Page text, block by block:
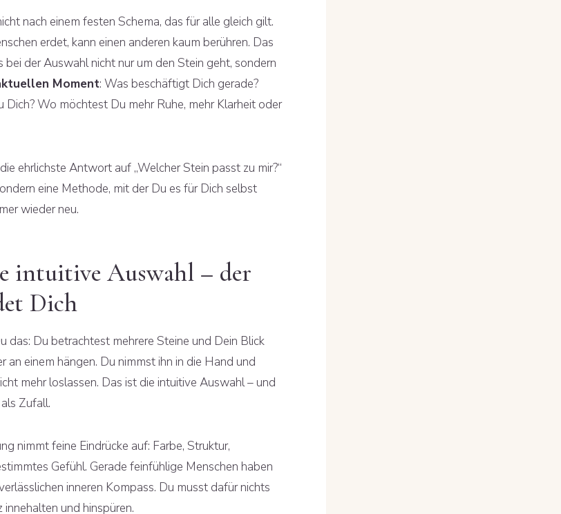
nach einem festen Schema, das für alle gleich gilt.
erdet, kann einen anderen kaum berühren. Das
bei der Auswahl nicht nur um den Stein geht, sondern
Moment: Was beschäftigt Dich gerade?
Dich? Wo möchtest Du mehr Ruhe, mehr Klarheit oder
ehrlichste Antwort auf „Welcher Stein passt zu mir?“
eine Methode, mit der Du es für Dich selbst
wieder neu.
intuitive Auswahl – der
Dich
das: Du betrachtest mehrere Steine und Dein Blick
an einem hängen. Du nimmst ihn in die Hand und
mehr loslassen. Das ist die intuitive Auswahl – und
Zufall.
nimmt feine Eindrücke auf: Farbe, Struktur,
Gefühl. Gerade feinfühlige Menschen haben
inneren Kompass. Du musst dafür nichts
innehalten und hinspüren.